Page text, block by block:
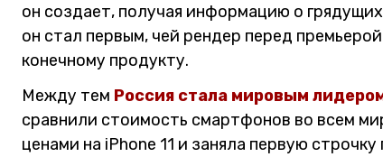
он создает, получая информацию о
он стал первым, чей рендер перед
конечному продукту.
Между тем Россия стала мировым
сравнили стоимость смартфонов во всем
ценами на iPhone 11 и заняла первую